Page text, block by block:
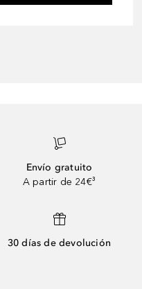
Envío gratuito
A partir de 24€³
30 días de devolución